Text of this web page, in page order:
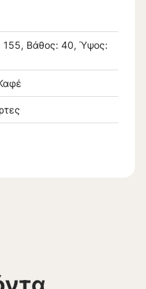
155, Βάθος: 40, Ύψος: